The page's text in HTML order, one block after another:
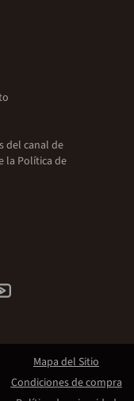
del canal de
la Política de
Mapa del Sitio
Condiciones de compra